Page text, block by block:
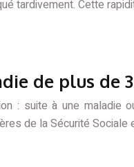
tardivement. Cette
de plus de
: suite à une maladie
de la Sécurité Sociale